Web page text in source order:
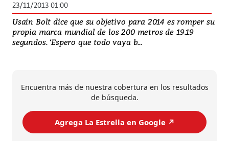
23/11/2013 01:00
Usain Bolt dice que su objetivo para 2014 es romper su
propia marca mundial de los 200 metros de 19.19
segundos. ‘Espero que todo vaya b...
Encuentra más de nuestra cobertura en los resultados
de búsqueda.
Agrega La Estrella en Google ↗️